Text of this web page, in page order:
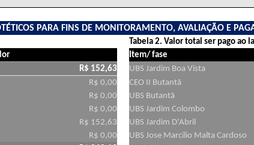
PARA FINS DE MONITORAMENTO, AVALIAÇÃO E
Tabela 2. Valor total ser pago
Item/ fase
R$ 152,63 UBS Jardim Boa Vista
R$ 0,00 CEO II Butantã
R$ 0,00 UBS Butantã
R$ 0,00 UBS Jardim Colombo
R$ 152,63 UBS Jardim D'Abril
R$ 0,00 UBS Jose Marcilio Malta Cardoso